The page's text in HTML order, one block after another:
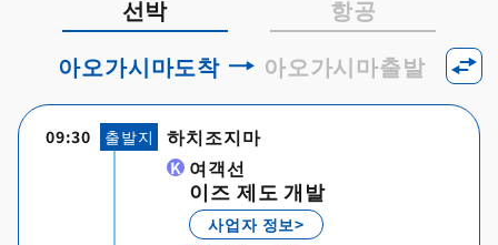
선박
항공
아오가시마도착
아오가시마출발
09:30 출발지
하치조지마
여객선
이즈 제도 개발
사업자 정보>